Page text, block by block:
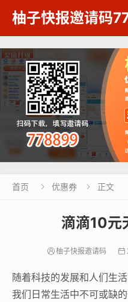
柚子快报邀请码
首页  优惠券  正文
滴滴10元
柚子快报邀请码
随着科技的发展和人们生
我们日常生活中不可或缺